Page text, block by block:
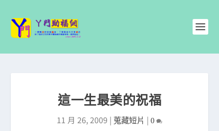
這一生最美的祝福
11 月 26, 2009 | 蒐藏短片 | 0